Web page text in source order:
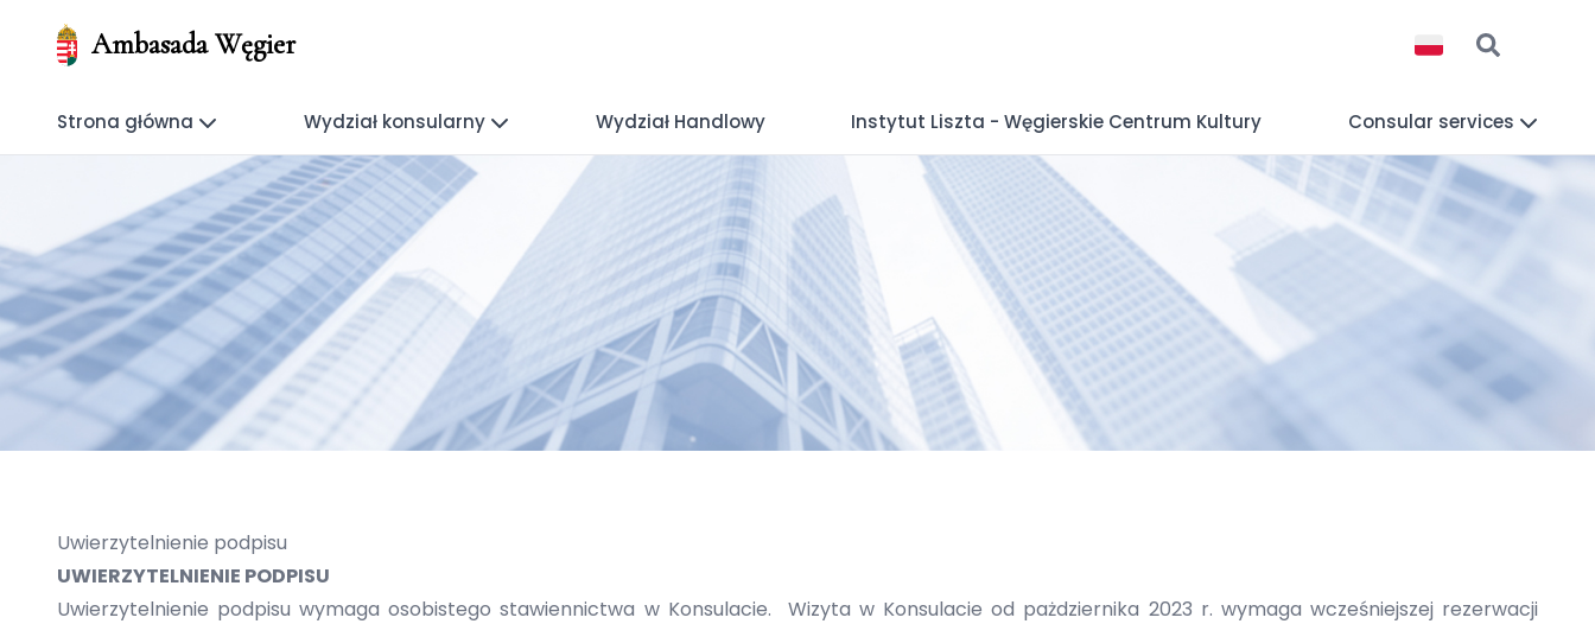
Ambasada Węgier
Strona główna Wydział konsularny Wydział Handlowy Instytut Liszta - Węgierskie Centrum Kultury Consular services
Uwierzytelnienie podpisu
UWIERZYTELNIENIE PODPISU
Uwierzytelnienie podpisu wymaga osobistego stawiennictwa w Konsulacie. Wizyta w Konsulacie od pażdziernika 2023 r. wymaga wcześniejszej rezerwacji